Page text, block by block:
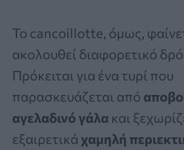
Το cancoillotte, όμως,
ακολουθεί διαφορετικό
Πρόκειται για ένα τυρί που
παρασκευάζεται από
αγελαδινό γάλα και
εξαιρετικά χαμηλή